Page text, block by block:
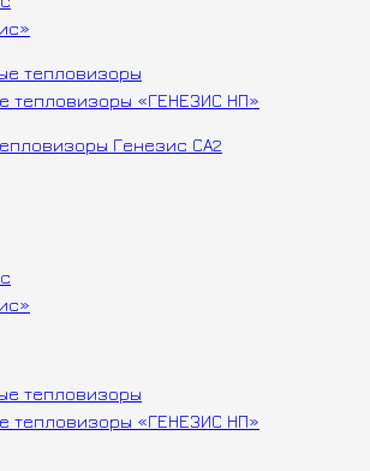
тепловизоры «ГЕНЕЗИС НП»
тепловизоры «ГЕНЕЗИС НП»